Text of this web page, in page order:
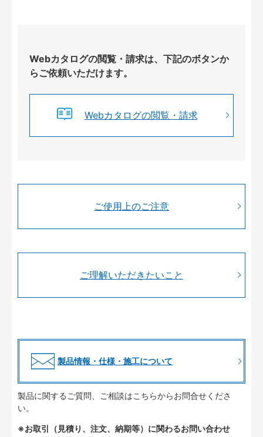
Webカタログの閲覧・請求は、下記のボタンか
らご依頼いただけます。
Webカタログの閲覧・請求
ご使用上のご注意
ご理解いただきたいこと
製品情報・仕様・施工について
製品に関するご質問、ご相談はこちらからお問合せくださ
い。
※お取引（見積り、注文、納期等）に関わるお問い合わせ